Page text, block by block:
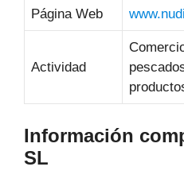
Página Web
Actividad
Información
SL